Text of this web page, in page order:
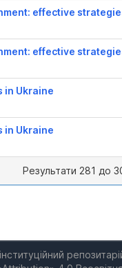
effective
effective
in Ukraine
in Ukraine
Результати 281 до